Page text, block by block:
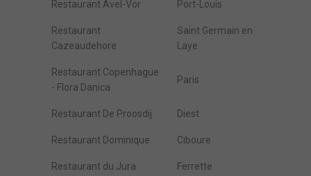
Restaurant Avel-Vor Port-Louis
Restaurant
Cazeaudehore
Saint Germain en
Laye
Restaurant Copenhague
- Flora Danica
Paris
Restaurant De Proosdij Diest
Restaurant Dominique Ciboure
Restaurant du Jura Ferrette